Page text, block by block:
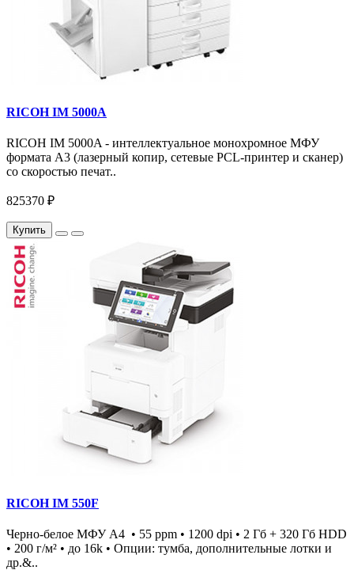
RICOH IM 5000A
RICOH IM 5000A - интеллектуальное монохромное МФУ
формата А3 (лазерный копир, сетевые PCL-принтер и сканер)
со скоростью печат..
825370 ₽
Купить
RICOH IM 550F
Черно-белое МФУ А4 • 55 ppm • 1200 dpi • 2 Гб + 320 Гб HDD
• 200 г/м² • до 16k • Опции: тумба, дополнительные лотки и
др.&..